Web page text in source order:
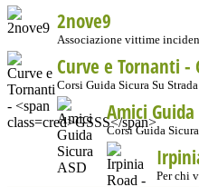
2nove9
Associazione vittime
Curve e Tornanti -
Corsi Guida Sicura Su Strada
Amici Guida
Corsi Guida
Per chi